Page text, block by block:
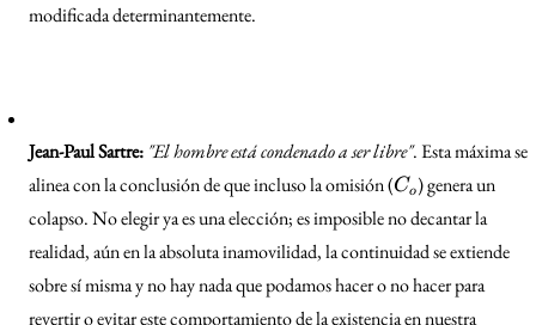
modificada determinantemente.
Jean-Paul Sartre: "El hombre está condenado a ser libre". Esta máxima se
alinea con la conclusión de que incluso la omisión (C_o
Co) genera un
colapso. No elegir ya es una elección; es imposible no decantar la
realidad, aún en la absoluta inamovilidad, la continuidad se extiende
sobre sí misma y no hay nada que podamos hacer o no hacer para
revertir o evitar este comportamiento de la existencia en nuestra